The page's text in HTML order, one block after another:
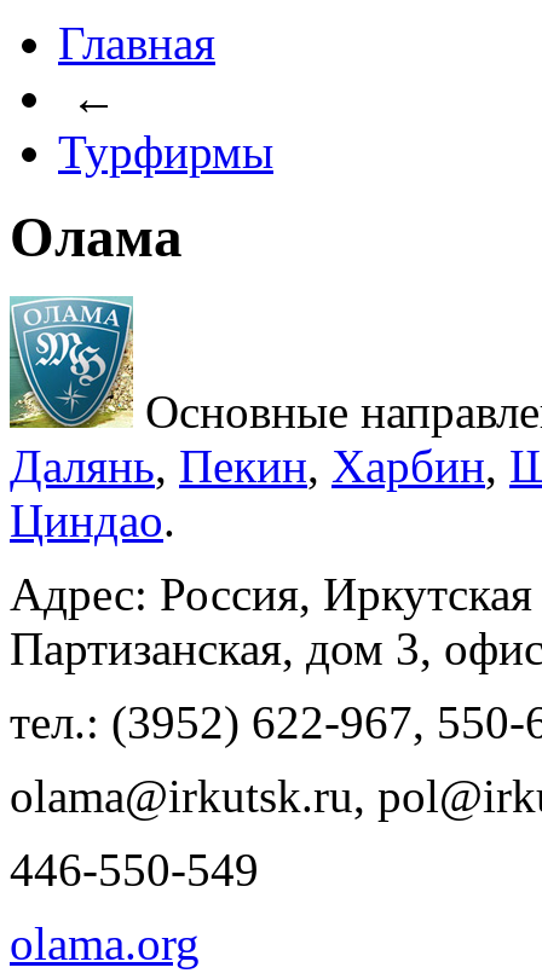
Главная
←
Турфирмы
Олама
Основные
Далянь, Пекин, Харбин,
Циндао.
Адрес: Россия,
Партизанская, дом 3,
тел.: (3952) 622-967,
olama@irkutsk.ru,
446-550-549
olama.org